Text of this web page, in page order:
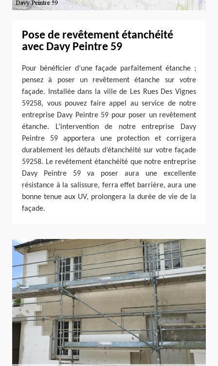
Pose de revêtement étanchéité
avec Davy Peintre 59
Pour bénéficier d’une façade parfaitement étanche ;
pensez à poser un revêtement étanche sur votre
façade. Installée dans la ville de Les Rues Des Vignes
59258, vous pouvez faire appel au service de notre
entreprise Davy Peintre 59 pour poser un revêtement
étanche. L’intervention de notre entreprise Davy
Peintre 59 apportera une protection et corrigera
durablement les défauts d’étanchéité sur votre façade
59258. Le revêtement étanchéité que notre entreprise
Davy Peintre 59 va poser aura une excellente
résistance à la salissure, ferra effet barrière, aura une
bonne tenue aux UV, prolongera la durée de vie de la
façade.